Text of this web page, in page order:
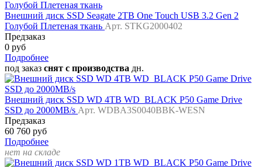
Внешний диск SSD Seagate 2TB One Touch USB 3.2 Gen 2
Голубой Плетеная ткань Арт. STKG2000402
Предзаказ
0 руб
Подробнее
под заказ снят с производства дн.
Внешний диск SSD WD 4TB WD_BLACK P50 Game Drive
SSD до 2000MB/s Арт. WDBA3S0040BBK-WESN
Предзаказ
60 760 руб
Подробнее
нет на складе